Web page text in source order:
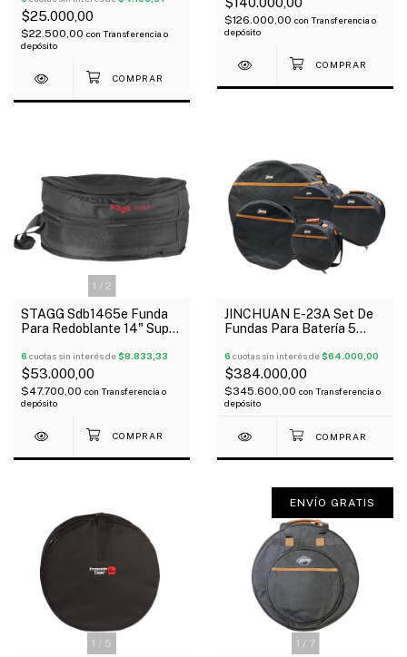
$25.000,00
$22.500,00 con Transferencia o
depósito
$126.000,00 con Transferencia o
depósito
1 / 2
STAGG Sdb1465e Funda
Para Redoblante 14" Super
6 cuotas sin interés de$8.833,33
$53.000,00
$47.700,00 con Transferencia o
depósito
JINCHUAN E-23A Set De
Fundas Para Batería 5
Oferta!
6 cuotas sin interés de$64.000,00
$384.000,00
$345.600,00 con Transferencia o
depósito
1 / 5 1 / 7
ENVÍO GRATIS